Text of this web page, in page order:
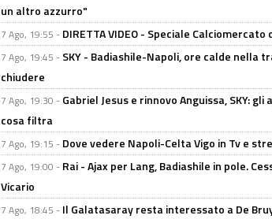
un altro azzurro"
7 Ago, 19:55 - DIRETTA VIDEO - Speciale Calciomercato
7 Ago, 19:45 - SKY - Badiashile-Napoli, ore calde nella
chiudere
7 Ago, 19:30 - Gabriel Jesus e rinnovo Anguissa, SKY:
cosa filtra
7 Ago, 19:15 - Dove vedere Napoli-Celta Vigo in Tv e
7 Ago, 19:00 - Rai - Ajax per Lang, Badiashile in pole.
Vicario
7 Ago, 18:45 - Il Galatasaray resta interessato a De